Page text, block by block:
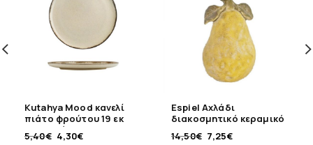
Kutahya Mood κανελί
πιάτο φρούτου 19 εκ
πορσελάνης
5,40€ 4,30€
Espiel Αχλάδι
διακοσμητικό κεραμικό
14,50€ 7,25€